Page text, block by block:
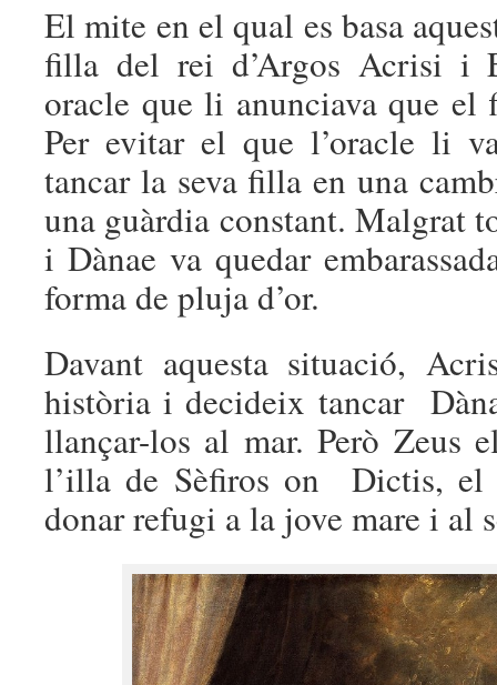
El mite en el qual es basa
filla del rei d’Argos Acrisi i
oracle que li anunciava que
Per evitar el que l’oracle li
tancar la seva filla en una
una guàrdia constant. Malgrat
i Dànae va quedar
forma de pluja d’or.
Davant aquesta situació,
història i decideix tancar
llançar-los al mar.Però Zeus
l’illa de Sèfiros on Dictis, el
donar refugi a la jove mare i al